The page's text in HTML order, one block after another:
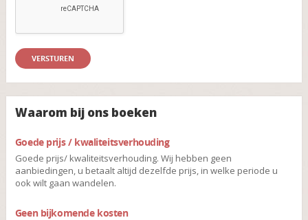
Waarom bij ons boeken
Goede prijs / kwaliteitsverhouding
Goede prijs/ kwaliteitsverhouding. Wij hebben geen
aanbiedingen, u betaalt altijd dezelfde prijs, in welke periode u
ook wilt gaan wandelen.
Geen bijkomende kosten